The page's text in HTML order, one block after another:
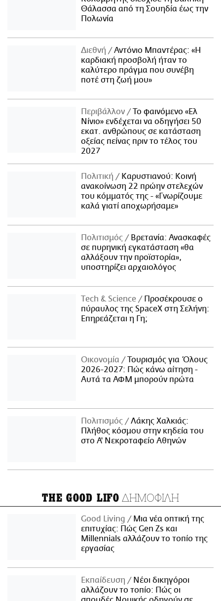
Θάλασσα από τη Σουηδία έως την
Πολωνία
Διεθνή
Αντόνιο Μπαντέρας: «Η
καρδιακή προσβολή ήταν το
καλύτερο πράγμα που συνέβη
ποτέ στη ζωή μου»
Περιβάλλον
Το φαινόμενο «Ελ
Νίνιο» ενδέχεται να οδηγήσει 50
εκατ. ανθρώπους σε κατάσταση
οξείας πείνας πριν το τέλος του
2027
Πολιτική
Καρυστιανού: Κοινή
ανακοίνωση 22 πρώην στελεχών
του κόμματός της - «Γνωρίζουμε
καλά γιατί αποχωρήσαμε»
Πολιτισμός
Βρετανία: Ανασκαφές
σε πυρηνική εγκατάσταση «θα
αλλάξουν την προϊστορία»,
υποστηρίζει αρχαιολόγος
Τech & Science
Προσέκρουσε ο
πύραυλος της SpaceX στη Σελήνη:
Επηρεάζεται η Γη;
Οικονομία
Τουρισμός για Όλους
2026-2027: Πώς κάνω αίτηση -
Αυτά τα ΑΦΜ μπορούν πρώτα
Πολιτισμός
Λάκης Χαλκιάς:
Πλήθος κόσμου στην κηδεία του
στο Α' Νεκροταφείο Αθηνών
THE GOOD LIFO ΔΗΜΟΦΙΛΗ
Good Living
Μια νέα οπτική της
επιτυχίας: Πώς Gen Zs και
Millennials αλλάζουν το τοπίο της
εργασίας
Εκπαίδευση
Νέοι δικηγόροι
αλλάζουν το τοπίο: Πώς οι